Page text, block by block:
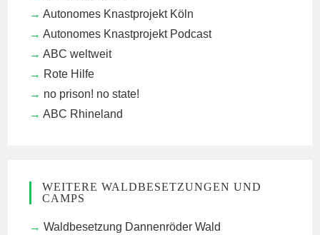
Autonomes Knastprojekt Köln
Autonomes Knastprojekt Podcast
ABC weltweit
Rote Hilfe
no prison! no state!
ABC Rhineland
WEITERE WALDBESETZUNGEN UND
CAMPS
Waldbesetzung Dannenröder Wald